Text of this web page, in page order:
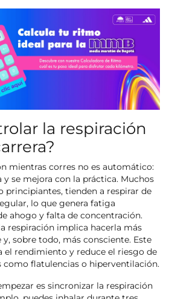
la respiración
mientras corres no es automático:
y se mejora con la práctica. Muchos
principiantes, tienden a respirar de
lo que genera fatiga
ahogo y falta de concentración.
respiración implica hacerla más
sobre todo, más consciente. Este
rendimiento y reduce el riesgo de
como flatulencias o hiperventilación.
es sincronizar la respiración